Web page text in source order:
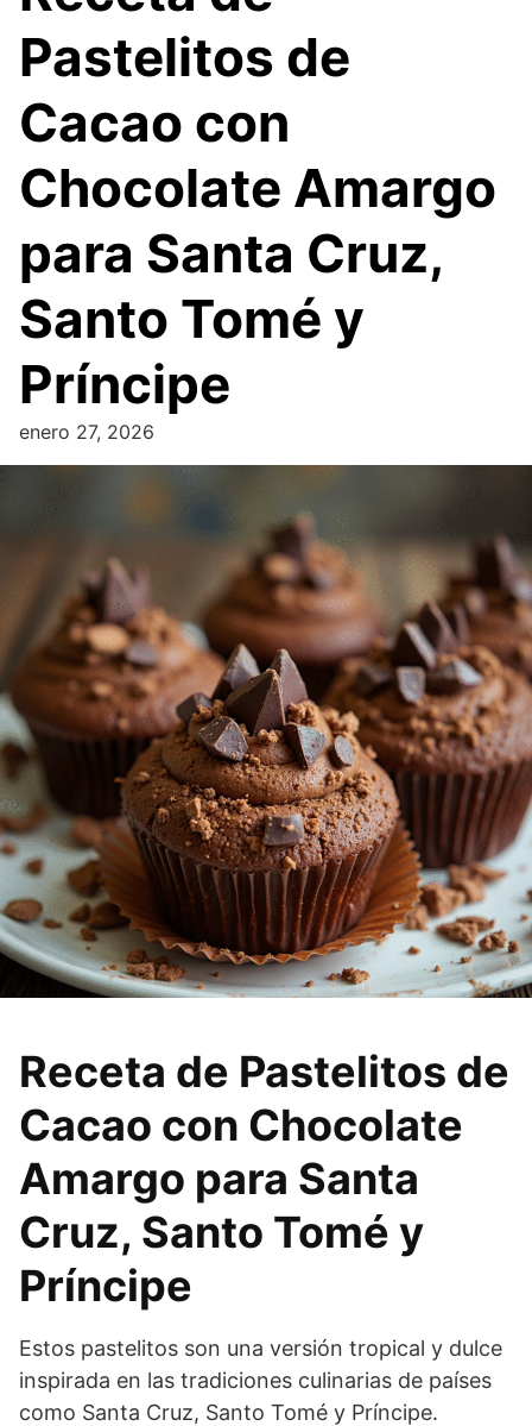
Pastelitos de
Cacao con
Chocolate Amargo
para Santa Cruz,
Santo Tomé y
Príncipe
enero 27, 2026
Receta de Pastelitos de
Cacao con Chocolate
Amargo para Santa
Cruz, Santo Tomé y
Príncipe
Estos pastelitos son una versión tropical y dulce
inspirada en las tradiciones culinarias de países
como Santa Cruz, Santo Tomé y Príncipe.